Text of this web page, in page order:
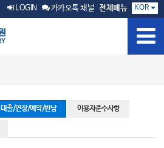
LOGIN 카카오톡 채널 전체메뉴 KOR
대출/연장/예약/반납 이용자준수사항